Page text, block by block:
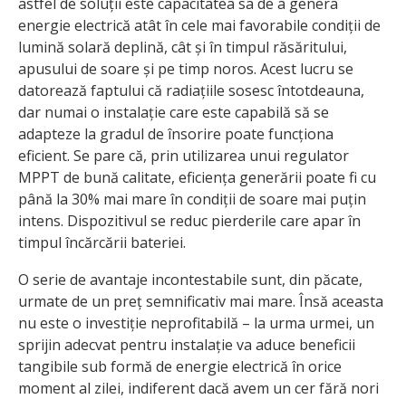
energie electrică atât în cele mai favorabile condiții de
lumină solară deplină, cât și în timpul răsăritului,
apusului de soare și pe timp noros. Acest lucru se
datorează faptului că radiațiile sosesc întotdeauna,
dar numai o instalație care este capabilă să se
adapteze la gradul de însorire poate funcționa
eficient. Se pare că, prin utilizarea unui regulator
MPPT de bună calitate, eficiența generării poate fi cu
până la 30% mai mare în condiții de soare mai puțin
intens. Dispozitivul se reduc pierderile care apar în
timpul încărcării bateriei.
O serie de avantaje incontestabile sunt, din păcate,
urmate de un preț semnificativ mai mare. Însă aceasta
nu este o investiție neprofitabilă – la urma urmei, un
sprijin adecvat pentru instalație va aduce beneficii
tangibile sub formă de energie electrică în orice
moment al zilei, indiferent dacă avem un cer fără nori